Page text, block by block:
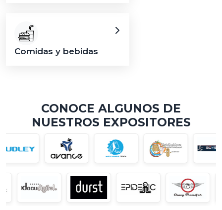
Comidas y bebidas
CONOCE ALGUNOS DE
NUESTROS EXPOSITORES